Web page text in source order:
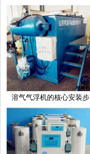
溶气气浮机的核心安装步